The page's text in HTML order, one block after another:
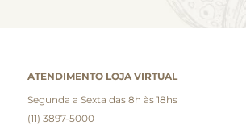
ATENDIMENTO LOJA VIRTUAL
Segunda a Sexta das 8h às 18hs
(11) 3897-5000